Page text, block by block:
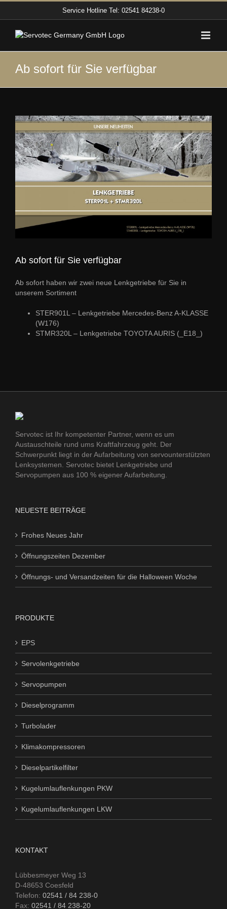
Service Hotline Tel: 02541 84238-0
Ab sofort für Sie verfügbar
Zeige
grösseres
Bild
Ab sofort für Sie verfügbar
Ab sofort haben wir zwei neue Lenkgetriebe für Sie in
unserem Sortiment
STER901L – Lenkgetriebe Mercedes-Benz A-KLASSE
(W176)
STMR320L – Lenkgetriebe TOYOTA AURIS (_E18_)
Servotec ist Ihr kompetenter Partner, wenn es um
Austauschteile rund ums Kraftfahrzeug geht. Der
Schwerpunkt liegt in der Aufarbeitung von servounterstützten
Lenksystemen. Servotec bietet Lenkgetriebe und
Servopumpen aus 100 % eigener Aufarbeitung.
NEUESTE BEITRÄGE
Frohes Neues Jahr
Öffnungszeiten Dezember
Öffnungs- und Versandzeiten für die Halloween Woche
PRODUKTE
EPS
Servolenkgetriebe
Servopumpen
Dieselprogramm
Turbolader
Klimakompressoren
Dieselpartikelfilter
Kugelumlauflenkungen PKW
Kugelumlauflenkungen LKW
KONTAKT
Lübbesmeyer Weg 13
D-48653 Coesfeld
Telefon: 02541 / 84 238-0
Fax: 02541 / 84 238-20